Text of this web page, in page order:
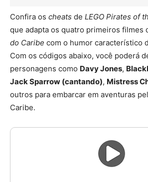
Confira os cheats de LEGO Pirates of
que adapta os quatro primeiros filmes
do Caribe com o humor característico
Com os códigos abaixo, você poderá
personagens como Davy Jones,
Jack Sparrow (cantando), Mistress
outros para embarcar em aventuras
Caribe.